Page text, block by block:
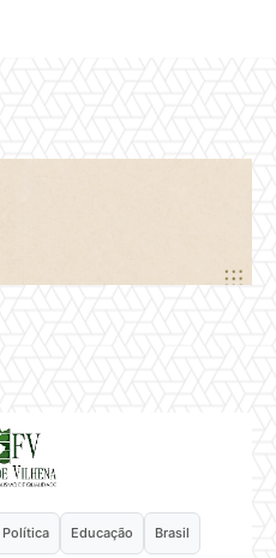
Política Educação Brasil